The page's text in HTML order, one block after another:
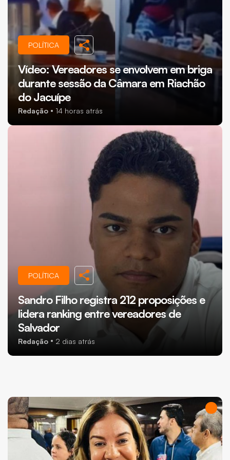
POLÍTICA
Vídeo: Vereadores se envolvem em briga
durante sessão da Câmara em Riachão
do Jacuípe
Redação 14 horas atrás
POLÍTICA
Sandro Filho registra 212 proposições e
lidera ranking entre vereadores de
Salvador
Redação 2 dias atrás